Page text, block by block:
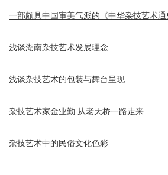
一部颇具中国审美气派的《中华杂技艺术
浅谈湖南杂技艺术发展理念
浅谈杂技艺术的包装与舞台呈现
杂技艺术家金业勤 从老天桥一路走来
杂技艺术中的民俗文化色彩